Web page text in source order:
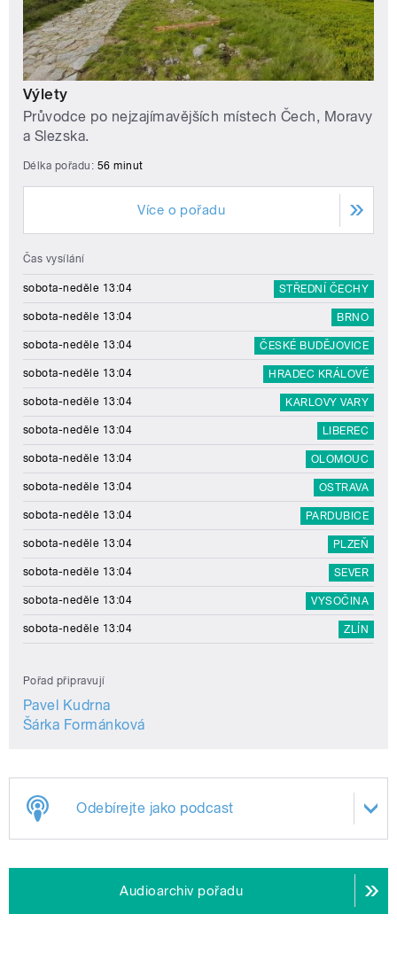
Výlety
Průvodce po nejzajímavějších místech Čech, Moravy
a Slezska.
Délka pořadu: 56 minut
Více o pořadu
Čas vysílání
sobota-neděle 13:04 STŘEDNÍ ČECHY
sobota-neděle 13:04 BRNO
sobota-neděle 13:04 ČESKÉ BUDĚJOVICE
sobota-neděle 13:04 HRADEC KRÁLOVÉ
sobota-neděle 13:04 KARLOVY VARY
sobota-neděle 13:04 LIBEREC
sobota-neděle 13:04 OLOMOUC
sobota-neděle 13:04 OSTRAVA
sobota-neděle 13:04 PARDUBICE
sobota-neděle 13:04 PLZEŇ
sobota-neděle 13:04 SEVER
sobota-neděle 13:04 VYSOČINA
sobota-neděle 13:04 ZLÍN
Pořad připravují
Pavel Kudrna
Šárka Formánková
Odebírejte jako podcast
Audioarchiv pořadu